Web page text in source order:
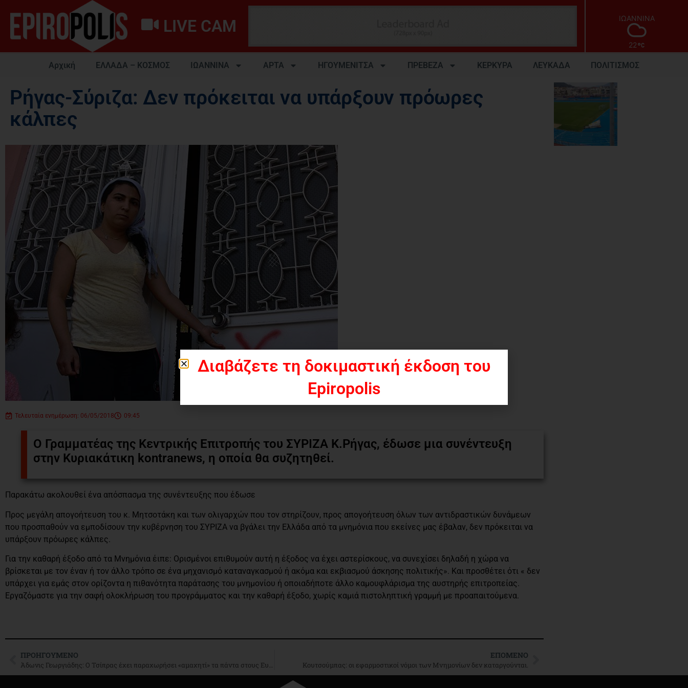
LIVE CAM ΙΩΑΝΝΙΝΑ
22
Αρχική ΕΛΛΑΔΑ – ΚΟΣΜΟΣ ΙΩΑΝΝΙΝΑ ΑΡΤΑ ΗΓΟΥΜΕΝΙΤΣΑ ΠΡΕΒΕΖΑ ΚΕΡΚΥΡΑ ΛΕΥΚΑΔΑ ΠΟΛΙΤΙΣΜΟΣ
Ρήγας-Σύριζα: Δεν πρόκειται να υπάρξουν πρόωρες
κάλπες
Τελευταία ενημέρωση: 06/05/2018 09:45
Ο Γραμματέας της Κεντρικής Επιτροπής του ΣΥΡΙΖΑ Κ.Ρήγας, έδωσε μια συνέντευξη
στην Κυριακάτικη kontranews, η οποία θα συζητηθεί.
Παρακάτω ακολουθεί ένα απόσπασμα της συνέντευξης που έδωσε
Προς μεγάλη απογοήτευση του κ. Μητσοτάκη και των ολιγαρχών που τον στηρίζουν, προς απογοήτευση όλων των αντιδραστικών δυνάμεων
που προσπαθούν να εμποδίσουν την κυβέρνηση του ΣΥΡΙΖΑ να βγάλει την Ελλάδα από τα μνημόνια που εκείνες μας έβαλαν, δεν πρόκειται να
υπάρξουν πρόωρες κάλπες.
Για την καθαρή έξοδο από τα Μνημόνια έιπε: Oρισμένοι επιθυμούν αυτή η έξοδος να έχει αστερίσκους, να συνεχίσει δηλαδή η χώρα να
βρίσκεται με τον έναν ή τον άλλο τρόπο σε ένα μηχανισμό καταναγκασμού ή ακόμα και εκβιασμού άσκησης πολιτικής». Και προσθέτει ότι « δεν
υπάρχει για εμάς στον ορίζοντα η πιθανότητα παράτασης του μνημονίου ή οποιαδήποτε άλλο καμουφλάρισμα της αυστηρής επιτροπείας.
Εργαζόμαστε για την σαφή ολοκλήρωση του προγράμματος και την καθαρή έξοδο, χωρίς καμιά πιστοληπτική γραμμή με προαπαιτούμενα.
ΠΡΟΗΓΟΎΜΕΝΟ
Άδωνις Γεωργιάδης: Ο Τσίπρας έχει παραχωρήσει «αμαχητί» τα πάντα στους Ευρωπαίους
ΕΠΌΜΕΝΟ
Κουτσούμπας: οι εφαρμοστικοί νόμοι των Mνημονίων δεν καταργούνται.
Διαβάζετε τη δοκιμαστική έκδοση του
Epiropolis